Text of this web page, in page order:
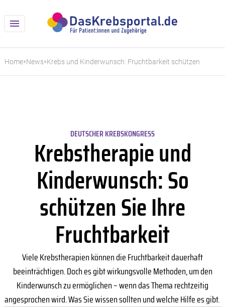
Home News Krebs und Kinderwunsch: Fruchtbarkeit schützen
DEUTSCHER KREBSKONGRESS
Krebstherapie und
Kinderwunsch: So
schützen Sie Ihre
Fruchtbarkeit
Viele Krebstherapien können die Fruchtbarkeit dauerhaft
beeinträchtigen. Doch es gibt wirkungsvolle Methoden, um den
Kinderwunsch zu ermöglichen – wenn das Thema rechtzeitig
angesprochen wird. Was Sie wissen sollten und welche Hilfe es gibt.